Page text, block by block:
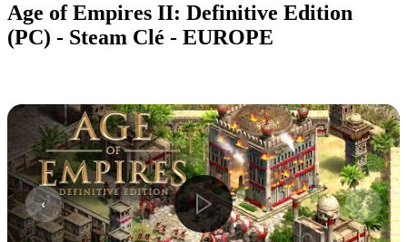
Age of Empires II: Definitive Edition
(PC) - Steam Clé - EUROPE